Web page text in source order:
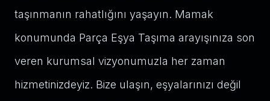
taşınmanın rahatlığını yaşayın. Mamak
konumunda Parça Eşya Taşıma arayışınıza son
veren kurumsal vizyonumuzla her zaman
hizmetinizdeyiz. Bize ulaşın, eşyalarınızı değil